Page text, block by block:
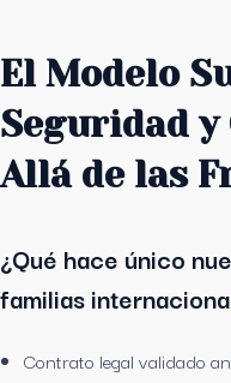
El Modelo
Seguridad y
Allá de las
¿Qué hace único
familias
Contrato legal validado